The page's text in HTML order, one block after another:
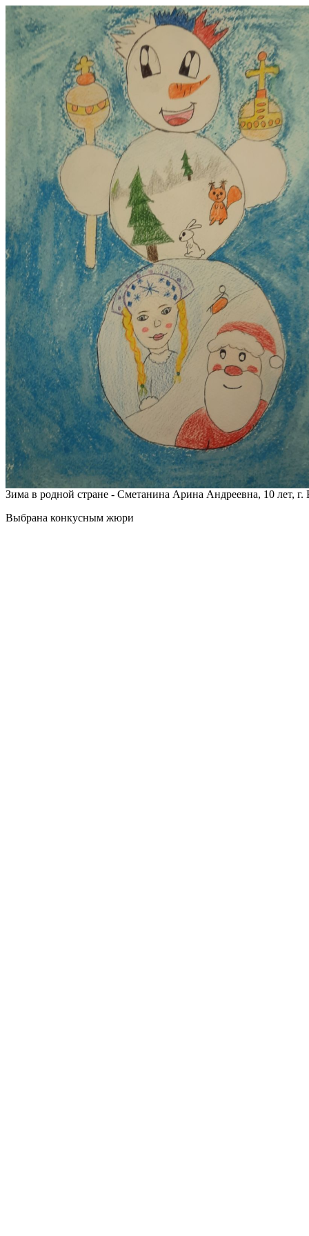
Зима в родной стране - Сметанина Арина Андреевна, 10 лет, г.
Выбрана конкусным жюри